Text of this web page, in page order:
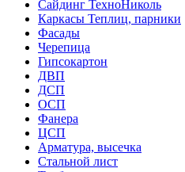
Сайдинг ТехноНиколь
Каркасы Теплиц, парники
Фасады
Черепица
Гипсокартон
ДВП
ДСП
ОСП
Фанера
ЦСП
Арматура, высечка
Стальной лист